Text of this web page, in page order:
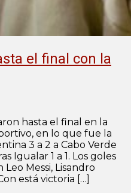
el final con la
hasta el final en la
en lo que fue la
3 a 2 a Cabo Verde
Igualar 1 a 1. Los goles
Messi, Lisandro
está victoria […]